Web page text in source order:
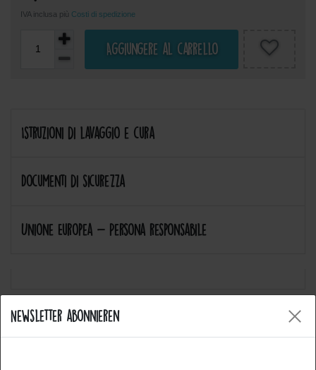
Newsletter abonnieren
IVA inclusa più Costi di spedizione
Aggiungere al carrello
Istruzioni di lavaggio e cura
Documenti di sicurezza
Unione Europea - Persona responsabile